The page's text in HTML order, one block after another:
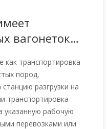
вагонеток
как транспортировка
пород,
​​разгрузки на
транспортировка
указанную рабочую
перевозками или